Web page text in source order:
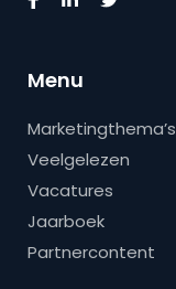
Menu
Marketingthema’s
Veelgelezen
Vacatures
Jaarboek
Partnercontent